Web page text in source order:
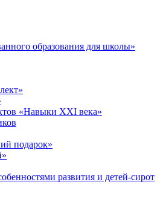
образования для школы»
«Навыки XXI века»
подарок»
развития и детей-сирот